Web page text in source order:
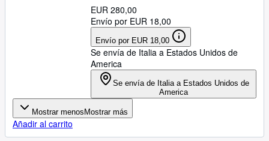
EUR 280,00
Envío por EUR 18,00
Envío por EUR 18,00
Se envía de Italia a Estados Unidos de
America
Se envía de Italia a Estados Unidos de
America
Mostrar menos Mostrar más
Añadir al carrito